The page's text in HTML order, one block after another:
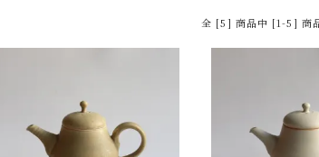
全 [5] 商品中 [1-5] 商